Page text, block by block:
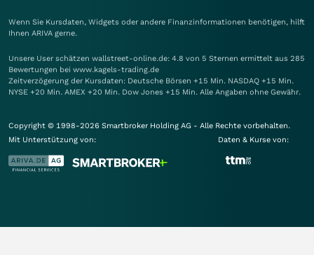
Wenn Sie Kursdaten, Widgets oder andere Finanzinformationen benötigen, hilft
Ihnen ARIVA gerne.
Unsere User schätzen wallstreet-online.de: 4.8 von 5 Sternen ermittelt aus 285
Bewertungen bei www.kagels-trading.de
Zeitverzögerung der Kursdaten: Deutsche Börsen +15 Min. NASDAQ +15 Min.
NYSE +20 Min. AMEX +20 Min. Dow Jones +15 Min. Alle Angaben ohne Gewähr.
Copyright © 1998-2026 Smartbroker Holding AG - Alle Rechte vorbehalten.
Mit Unterstützung von:
Daten & Kurse von: